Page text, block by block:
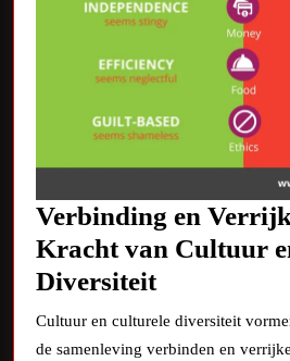
Verbinding en
Kracht van Cultuur
DiversiteitVerbinding
en
Verrijking:
Cultuur en culturele diversiteit
de samenleving verbinden en